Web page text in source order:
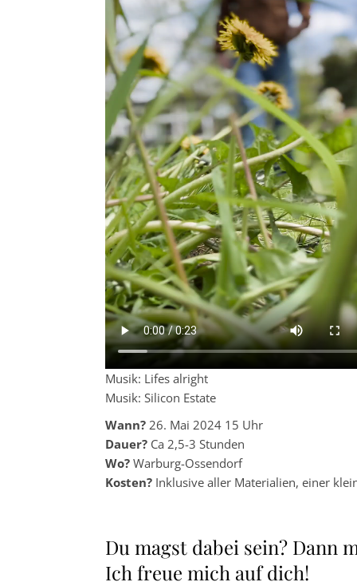
Musik: Lifes alright
Musik: Silicon Estate
Wann? 26. Mai 2024 15 Uhr
Dauer? Ca 2,5-3 Stunden
Wo? Warburg-Ossendorf
Kosten? Inklusive aller Materialien, einer
Du magst dabei sein? Dann
Ich freue mich auf dich!